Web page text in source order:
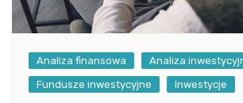
Analiza finansowa
Analiza
Fundusze inwestycyjne
Inwestycje